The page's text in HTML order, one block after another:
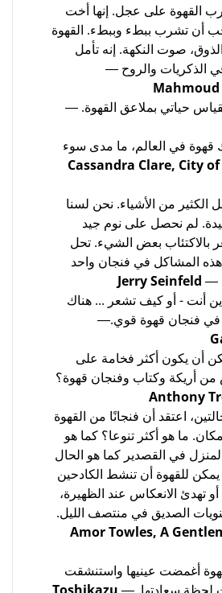
القهوة على عجل. إنها أخت
أن تشرب ببطء وببطء. القهوة
صوت النكهة. إنه تأمل
الذكريات والروح ―
حياتي بملاعق القهوة. ―
قهوة في العالم، ما مدى سوء
Cassandra Clare, City of
الكثير من الأشياء. نحن لسنا
لم نحصل على نوم جيد
بالاكتئاب بعض الشيء. تحل
المشاكل في فنجان واحد
―
Jerry Seinfeld
أنت - أو كيف تشعر ... هناك
في فنجان قهوة قوي.―
أن يكون أكثر فخامة على
من أريكة وكتاب وفنجان قهوة؟
Anthony
اعتقد أن فنجانًا من القهوة
ما هو أكثر تنوعا؟ كما هو
في القصدير كما هو الحال
للقهوة أن تنشط الكادحين
أو تهدئ الانعكاس عند الظهيرة،
الصديق في منتصف الليل.
Amor Towles, A
أغمضت عينيها واستنشقت